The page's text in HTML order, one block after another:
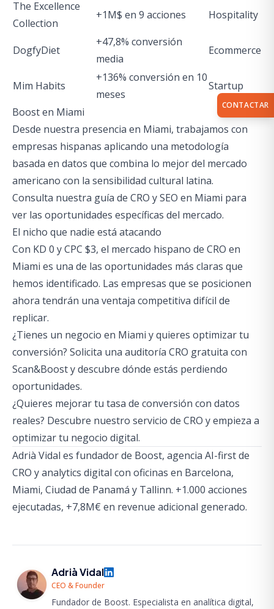
The Excellence
Collection
+1M$ en 9 acciones Hospitality
DogfyDiet
+47,8% conversión
media
Ecommerce
Mim Habits
+136% conversión en 10
meses
Startup
Boost en Miami
Desde nuestra presencia en Miami, trabajamos con
empresas hispanas aplicando una metodología
basada en datos que combina lo mejor del mercado
americano con la sensibilidad cultural latina.
Consulta nuestra guía de CRO y SEO en Miami para
ver las oportunidades específicas del mercado.
El nicho que nadie está atacando
Con KD 0 y CPC $3, el mercado hispano de CRO en
Miami es una de las oportunidades más claras que
hemos identificado. Las empresas que se posicionen
ahora tendrán una ventaja competitiva difícil de
replicar.
¿Tienes un negocio en Miami y quieres optimizar tu
conversión? Solicita una auditoría CRO gratuita con
Scan&Boosty descubre dónde estás perdiendo
oportunidades.
¿Quieres mejorar tu tasa de conversión con datos
reales? Descubre nuestro servicio de CRO y empieza a
optimizar tu negocio digital.
Adrià Vidal es fundador de Boost, agencia AI-first de
CRO y analytics digital con oficinas en Barcelona,
Miami, Ciudad de Panamá y Tallinn. +1.000 acciones
ejecutadas, +7,8M€ en revenue adicional generado.
Adrià Vidal
CEO & Founder
Fundador de Boost. Especialista en analítica digital,
CONTACTAR